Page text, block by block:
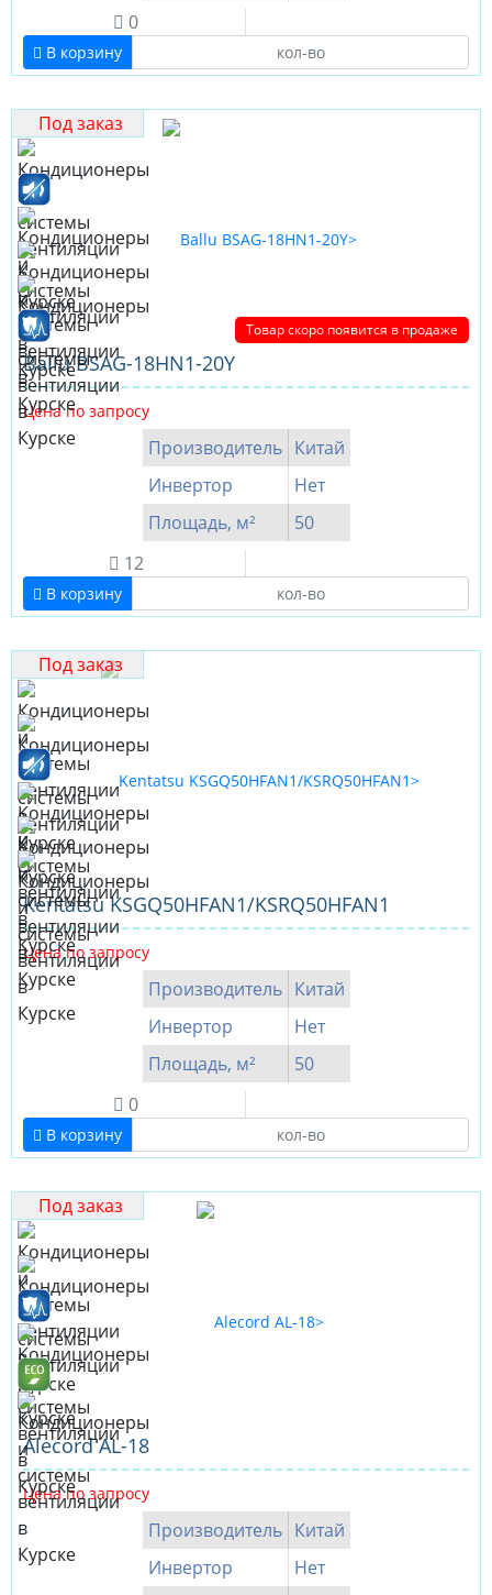
0
В корзину
Под заказ
Товар скоро появится в продаже
Ballu BSAG-18HN1-20Y
Цена по запросу
Производитель Китай
Инвертор
Нет
Площадь, м²
50
12
В корзину
Под заказ
Kentatsu KSGQ50HFAN1/KSRQ50HFAN1
Цена по запросу
Производитель Китай
Инвертор
Нет
Площадь, м²
50
0
В корзину
Под заказ
Alecord AL-18
Цена по запросу
Производитель Китай
Инвертор
Нет